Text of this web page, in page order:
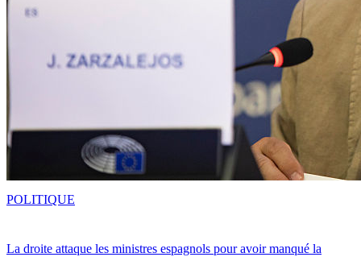
La droite attaque les ministres espagnols pour avoir manqué la
POLITIQUE